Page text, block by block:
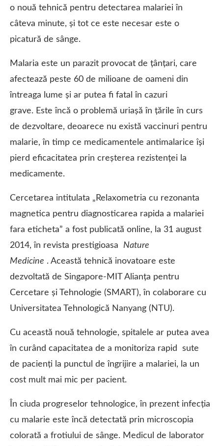
o nouă tehnică pentru detectarea malariei în
câteva minute, şi tot ce este necesar este o
picatură de sânge.
Malaria este un parazit provocat de țânțari, care
afectează peste 60 de milioane de oameni din
întreaga lume și ar putea fi fatal în cazuri
grave. Este încă o problemă uriașă în țările în curs
de dezvoltare, deoarece nu există vaccinuri pentru
malarie, în timp ce medicamentele antimalarice își
pierd eficacitatea prin creșterea rezistenței la
medicamente.
Cercetarea intitulata „Relaxometria cu rezonanta
magnetica pentru diagnosticarea rapida a malariei
fara eticheta” a fost publicată online, la 31 august
2014, în revista prestigioasa Nature
Medicine . Această tehnică inovatoare este
dezvoltată de Singapore-MIT Alianța pentru
Cercetare și Tehnologie (SMART), în colaborare cu
Universitatea Tehnologică Nanyang (NTU).
Cu această nouă tehnologie, spitalele ar putea avea
în curând capacitatea de a monitoriza rapid sute
de pacienți la punctul de îngrijire a malariei, la un
cost mult mai mic per pacient.
În ciuda progreselor tehnologice, în prezent infecția
cu malarie este încă detectată prin microscopia
colorată a frotiului de sânge. Medicul de laborator